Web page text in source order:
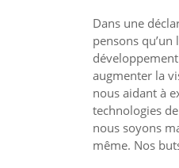
Dans une
pensons
augmenter la
nous aidant à
technologies
nous soyons
même. Nos